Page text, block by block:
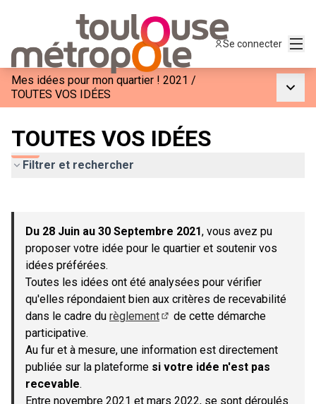
Se connecter
Mes idées pour mon quartier ! 2021 /
TOUTES VOS IDÉES
TOUTES VOS IDÉES
Filtrer et rechercher
−
Du 28 Juin au 30 Septembre 2021, vous avez pu
proposer votre idée pour le quartier et soutenir vos
idées préférées.
Toutes les idées ont été analysées pour vérifier
qu'elles répondaient bien aux critères de recevabilité
dans le cadre du règlement
de cette démarche
participative.
Au fur et à mesure, une information est directement
publiée sur la plateforme si votre idée n'est pas
recevable.
Entre novembre 2021 et mars 2022, se sont déroulés